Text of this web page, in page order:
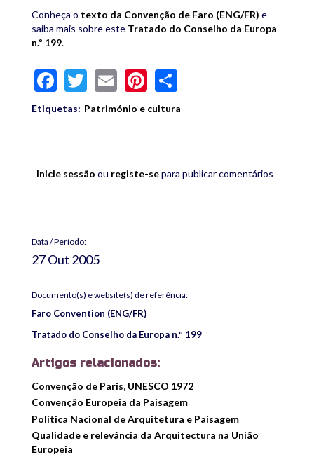
Conheça o texto da Convenção de Faro (ENG/FR) e
saiba mais sobre este Tratado do Conselho da Europa
n.º 199.
Facebook
Twitter
EmailPinterest
Etiquetas: Património e cultura
Inicie sessão ou registe-separa publicar comentários
Data / Período:
27 Out 2005
Documento(s) e website(s) de referência:
Faro Convention (ENG/FR)
Tratado do Conselho da Europa n.º 199
Artigos relacionados:
Convenção de Paris, UNESCO 1972
Convenção Europeia da Paisagem
Política Nacional de Arquitetura e Paisagem
Qualidade e relevância da Arquitectura na União
Europeia